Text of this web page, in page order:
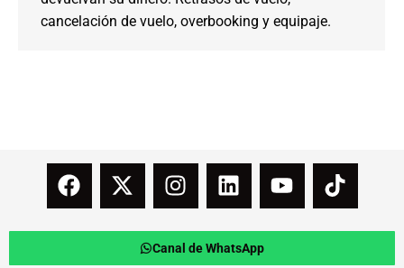
cancelación de vuelo, overbooking y equipaje.
Canal de WhatsApp